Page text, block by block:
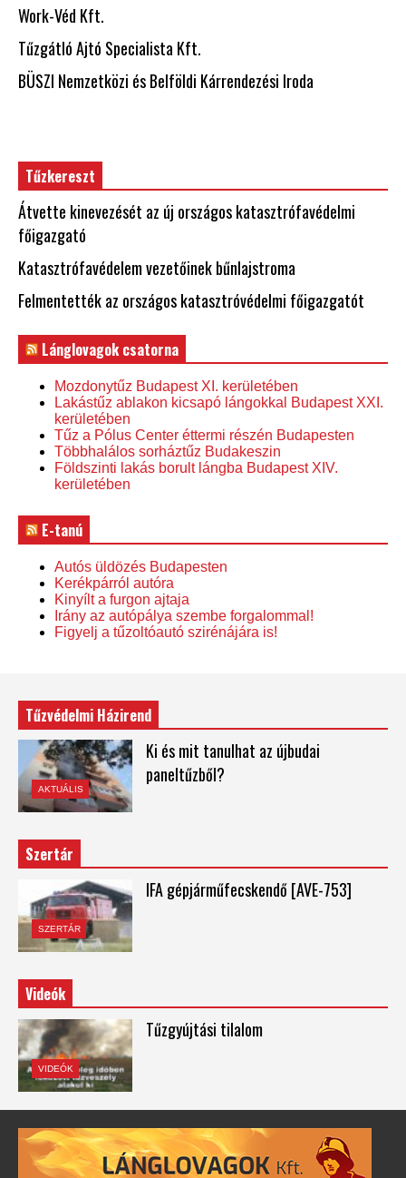
Work-Véd Kft.
Tűzgátló Ajtó Specialista Kft.
BÜSZI Nemzetközi és Belföldi Kárrendezési Iroda
Tűzkereszt
Átvette kinevezését az új országos katasztrófavédelmi
főigazgató
Katasztrófavédelem vezetőinek bűnlajstroma
Felmentették az országos katasztróvédelmi főigazgatót
Lánglovagok csatorna
Mozdonytűz Budapest XI. kerületében
Lakástűz ablakon kicsapó lángokkal Budapest XXI.
kerületében
Tűz a Pólus Center éttermi részén Budapesten
Többhalálos sorháztűz Budakeszin
Földszinti lakás borult lángba Budapest XIV.
kerületében
E-tanú
Autós üldözés Budapesten
Kerékpárról autóra
Kinyílt a furgon ajtaja
Irány az autópálya szembe forgalommal!
Figyelj a tűzoltóautó szirénájára is!
Tűzvédelmi Házirend
AKTUÁLIS
Ki és mit tanulhat az újbudai
paneltűzből?
Szertár
SZERTÁR
IFA gépjárműfecskendő [AVE-753]
Videók
VIDEÓK
Tűzgyújtási tilalom